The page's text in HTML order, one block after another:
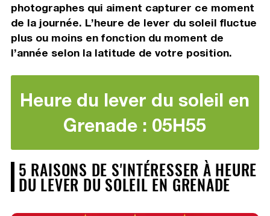
photographes qui aiment capturer ce moment
de la journée. L’heure de lever du soleil fluctue
plus ou moins en fonction du moment de
l’année selon la latitude de votre position.
Heure du lever du soleil en
Grenade : 05H55
5 RAISONS DE S'INTÉRESSER À HEURE
DU LEVER DU SOLEIL EN GRENADE